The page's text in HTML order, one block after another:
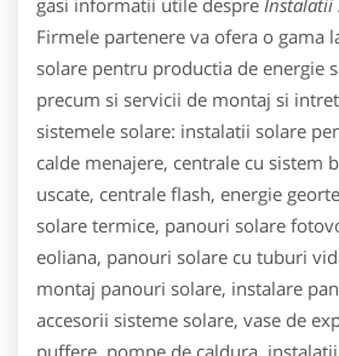
Firmele partenere va ofera o gama
solare pentru productia de energie
precum si servicii de montaj si
sistemele solare: instalatii solare
calde menajere, centrale cu sistem
uscate, centrale flash, energie
solare termice, panouri solare
eoliana, panouri solare cu tuburi
montaj panouri solare, instalare
accesorii sisteme solare, vase de
puffere, pompe de caldura,